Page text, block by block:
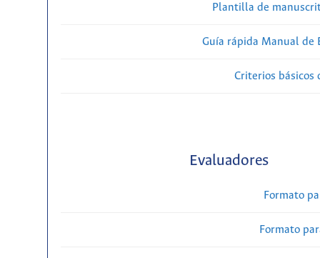
Plantilla de
Guía rápida Manual de
Criterios básicos
Evaluadores
Formato
Formato